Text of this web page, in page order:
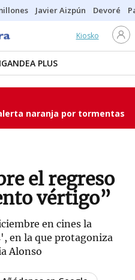
Javier Aizpún Devoré
Kiosko
IGANDEA PLUS
naranja por tormentas
el regreso
vértigo”
en cines la
en la que protagoniza
Alonso